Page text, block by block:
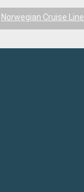
Norwegian Cruise Line